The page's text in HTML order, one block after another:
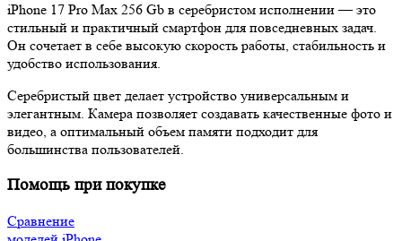
iPhone 17 Pro Max 256 Gb в серебристом исполнении — это
стильный и практичный смартфон для повседневных задач.
Он сочетает в себе высокую скорость работы, стабильность и
удобство использования.
Серебристый цвет делает устройство универсальным и
элегантным. Камера позволяет создавать качественные фото и
видео, а оптимальный объем памяти подходит для
большинства пользователей.
Помощь при покупке
Сравнение